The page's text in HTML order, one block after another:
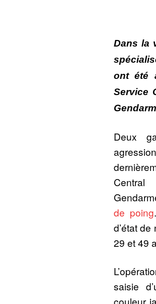
Dans la
ont été
Service
Deux
de poing
d’état
29 et 49
saisie